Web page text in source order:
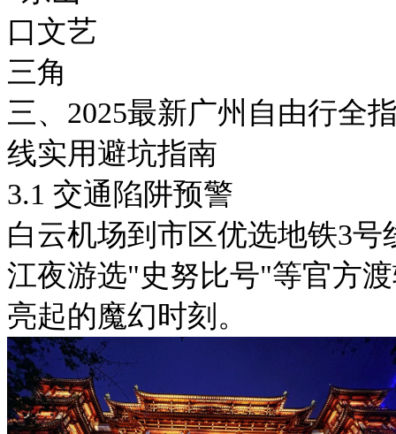
三、2025最新广州自由行全
线实用避坑指南
3.1 交通陷阱预警
白云机场到市区优选地铁3
江夜游选"史努比号"等官方
亮起的魔幻时刻。